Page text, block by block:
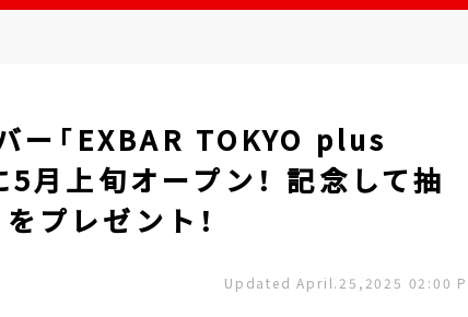
ー「EXBAR TOKYO plus
月上旬オープン！ 記念して抽
プレゼント！
Updated April.25,2025 02:00